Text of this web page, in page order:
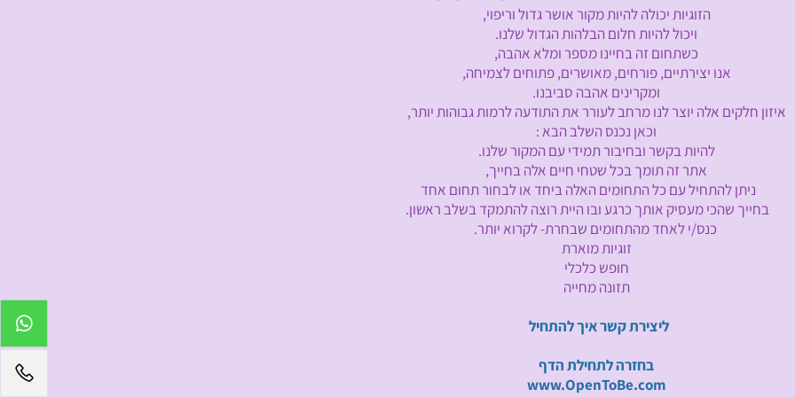
הזוגיות יכולה להיות מקור אושר גדול וריפוי,
ויכול להיות חלום הבלהות הגדול שלנו.
כשתחום זה בחיינו מספר ומלא אהבה,
אנו יצירתיים, פורחים, מאושרים, פתוחים לצמיחה,
ומקרינים אהבה סביבנו.
איזון חלקים אלה יוצר לנו מרחב לעורר את התודעה לרמות גבוהות יותר,
וכאן נכנס השלב הבא :
להיות בקשר ובחיבור תמידי עם המקור שלנו.
אתר זה תומך בכל שטחי חיים אלה בחייך,
ניתן להתחיל עם כל התחומים האלה ביחד או לבחור תחום אחד
בחייך שהכי מעסיק אותך כרגע ובו היית רוצה להתמקד בשלב ראשון.
כנס/י לאחד מהתחומים שבחרת- לקרוא יותר.
זוגיות מוארת
חופש כלכלי
תזונה מחייה
ליצירת קשר איך להתחיל
בחזרה לתחילת הדף
www.OpenToBe.com